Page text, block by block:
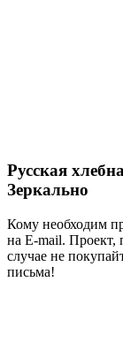
Русская
Зеркально
Кому необходим
на E-mail. Проект,
случае не
письма!